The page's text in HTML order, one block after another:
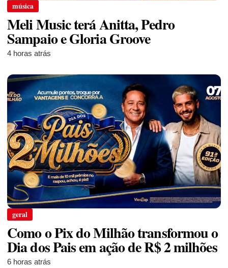
música
Meli Music terá Anitta, Pedro
Sampaio e Gloria Groove
4 horas atrás
geral
Como o Pix do Milhão transformou o
Dia dos Pais em ação de R$ 2 milhões
6 horas atrás